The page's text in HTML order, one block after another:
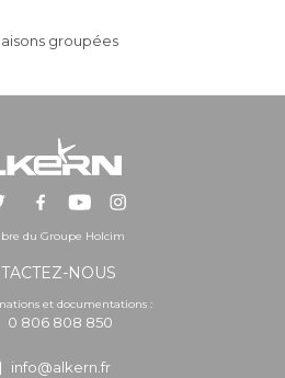
groupées
NOUS
et documentations :
0 806 808 850
info@alkern.fr